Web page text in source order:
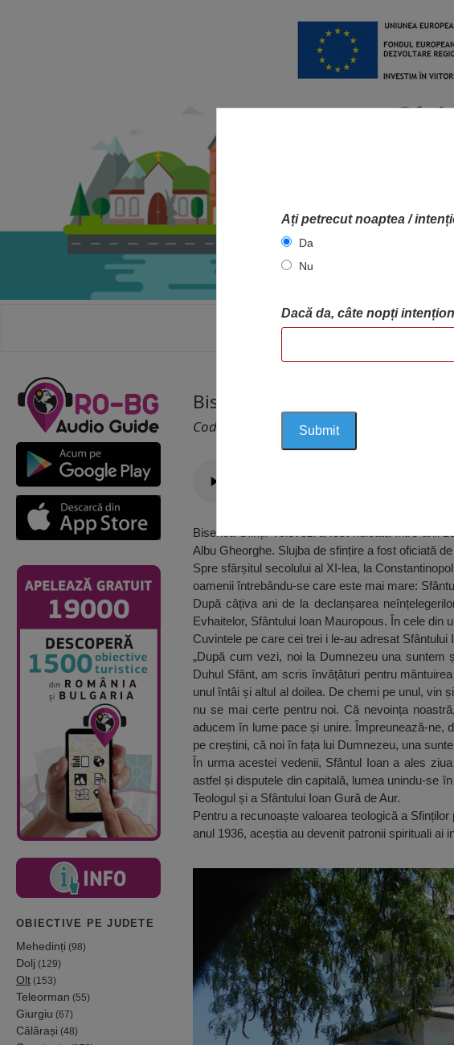
ACASA HARTA
OBIECTIVE PE JUDETE
Mehedinți (98)
Dolj (129)
Olt (153)
Teleorman (55)
Giurgiu (67)
Călărași (48)
Biserica Sfinții Voievozi, Slatina
Cod 1660
Biserica Sfinții Voievozi a fost ridicată între anii
Albu Gheorghe. Slujba de sfințire a fost oficiată
Spre sfârșitul secolului al XI-lea, la
oamenii întrebându-se care este mai mare:
După câțiva ani de la declanșarea
Evhaitelor, Sfântului Ioan Mauropous. În cele din
Cuvintele pe care cei trei i le-au adresat
„După cum vezi, noi la Dumnezeu una
Duhul Sfânt, am scris învățături pentru
unul întâi și altul al doilea. De chemi pe unul, vin
nu se mai certe pentru noi. Că nevoința
aducem în lume pace și unire. Împreunează-ne,
pe creștini, că noi în fața lui Dumnezeu, una
În urma acestei vedenii, Sfântul Ioan a ales
astfel și disputele din capitală, lumea unindu-se
Teologul și a Sfântului Ioan Gură de Aur.
Pentru a recunoaște valoarea teologică a
anul 1936, aceștia au devenit patronii spirituali ai
Ați petrecut noaptea /
Da
Nu
Dacă da, câte nopți